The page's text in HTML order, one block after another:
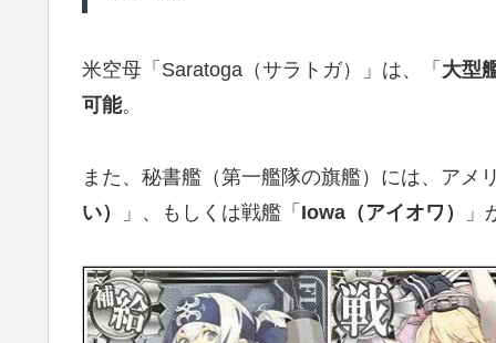
米空母「Saratoga（サラトガ）」は、「 大型
可能。
また、秘書艦（第一艦隊の旗艦）には、アメ
い）
」、もしくは戦艦「 Iowa（アイオワ） 」